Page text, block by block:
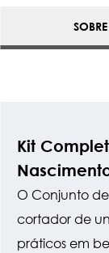
SOBRE
Kit
O Conjunto
cortador de
práticos em